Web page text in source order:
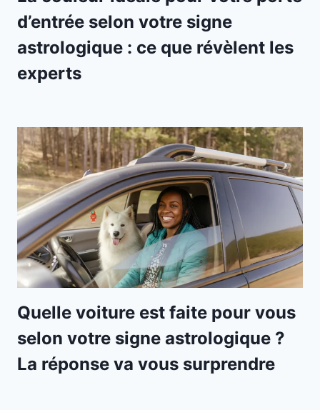
d’entrée selon votre signe
astrologique : ce que révèlent les
experts
Quelle voiture est faite pour vous
selon votre signe astrologique ?
La réponse va vous surprendre